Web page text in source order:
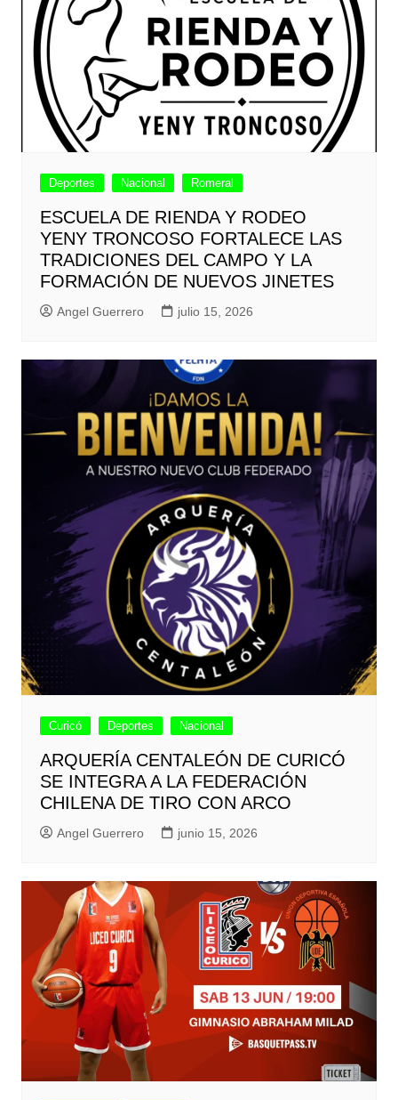
Deportes Nacional Romeral
ESCUELA DE RIENDA Y RODEO
YENY TRONCOSO FORTALECE LAS
TRADICIONES DEL CAMPO Y LA
FORMACIÓN DE NUEVOS JINETES
Angel Guerrero julio 15, 2026
Curicó Deportes Nacional
ARQUERÍA CENTALEÓN DE CURICÓ
SE INTEGRA A LA FEDERACIÓN
CHILENA DE TIRO CON ARCO
Angel Guerrero junio 15, 2026